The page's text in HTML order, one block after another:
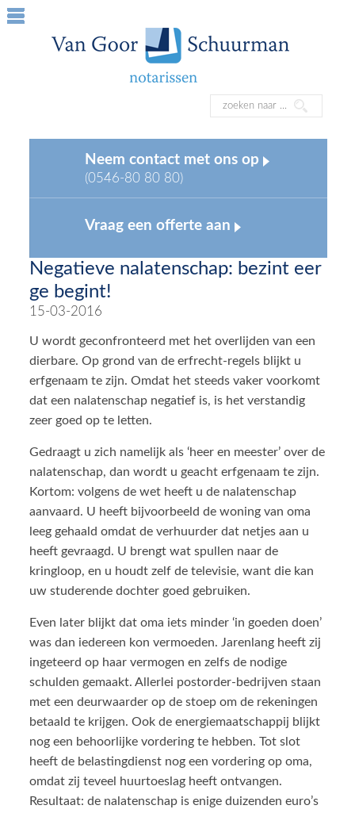
Neem contact met ons op
(0546-80 80 80)
Vraag een offerte aan
Negatieve nalatenschap: bezint eer
ge begint!
15-03-2016
U wordt geconfronteerd met het overlijden van een
dierbare. Op grond van de erfrecht-regels blijkt u
erfgenaam te zijn. Omdat het steeds vaker voorkomt
dat een nalatenschap negatief is, is het verstandig
zeer goed op te letten.
Gedraagt u zich namelijk als ‘heer en meester’ over de
nalatenschap, dan wordt u geacht erfgenaam te zijn.
Kortom: volgens de wet heeft u de nalatenschap
aanvaard. U heeft bijvoorbeeld de woning van oma
leeg gehaald omdat de verhuurder dat netjes aan u
heeft gevraagd. U brengt wat spullen naar de
kringloop, en u houdt zelf de televisie, want die kan
uw studerende dochter goed gebruiken.
Even later blijkt dat oma iets minder ‘in goeden doen’
was dan iedereen kon vermoeden. Jarenlang heeft zij
ingeteerd op haar vermogen en zelfs de nodige
schulden gemaakt. Allerlei postorder-bedrijven staan
met een deurwaarder op de stoep om de rekeningen
betaald te krijgen. Ook de energiemaatschappij blijkt
nog een behoorlijke vordering te hebben. Tot slot
heeft de belastingdienst nog een vordering op oma,
omdat zij teveel huurtoeslag heeft ontvangen.
Resultaat: de nalatenschap is enige duizenden euro’s